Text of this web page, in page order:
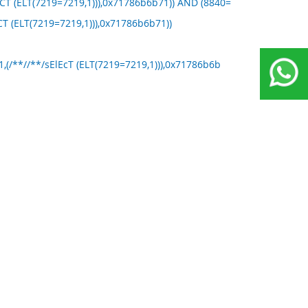
(ELT(7219=7219,1))),0x71786b6b71))
**//**/sElEcT (ELT(7219=7219,1))),0x71786b6b